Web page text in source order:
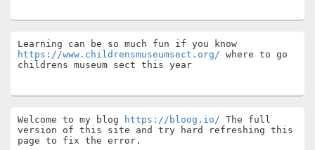
https://www.childrensmuseumsect.org/ where to go
childrens museum sect this year
Welcome to my blog https://bloog.io/ The full
version of this site and try hard refreshing this
page to fix the error.